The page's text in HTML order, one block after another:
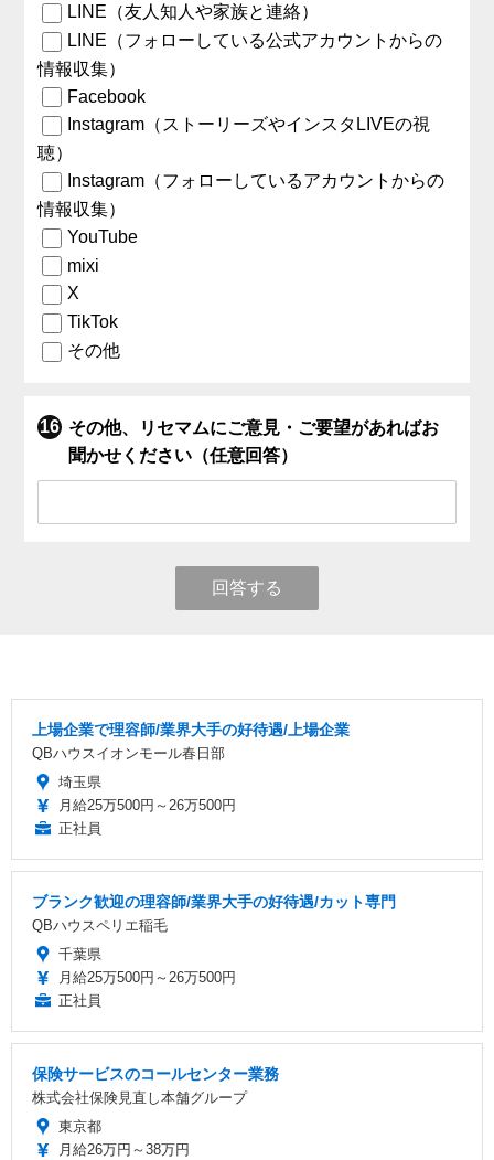
LINE（友人知人や家族と連絡）
LINE（フォローしている公式アカウントからの
情報収集）
Facebook
Instagram（ストーリーズやインスタLIVEの視
聴）
Instagram（フォローしているアカウントからの
情報収集）
YouTube
mixi
X
TikTok
その他
その他、リセマムにご意見・ご要望があればお
聞かせください（任意回答）
回答する
上場企業で理容師/業界大手の好待遇/上場企業
QBハウスイオンモール春日部
埼玉県
月給25万500円～26万500円
正社員
ブランク歓迎の理容師/業界大手の好待遇/カット専門
QBハウスペリエ稲毛
千葉県
月給25万500円～26万500円
正社員
保険サービスのコールセンター業務
株式会社保険見直し本舗グループ
東京都
月給26万円～38万円